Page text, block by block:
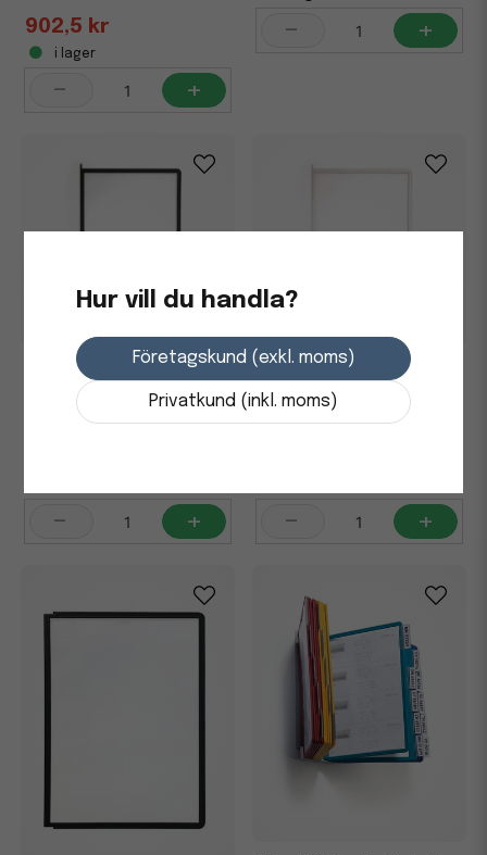
902,5 kr
i lager
- +
- +
Panel Durable Sherpa med
Pin svart A4, 5/fp
- +
Panel Durable Sherpa med
Pin vit A4, 5/fp
- +
Hur vill du handla?
Företagskund (exkl. moms)
Privatkund (inkl. moms)